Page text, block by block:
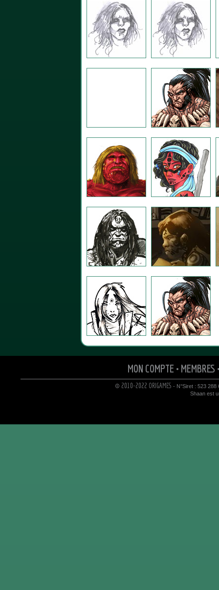
MON COMPTE • MEMBRES
© 2010-2022 ORIGAMES - N°Siret : 523 288
Shaan est